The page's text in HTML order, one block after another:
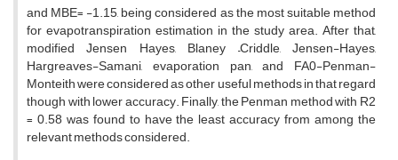
and MBE= -1.15, being considered as the most suitable method
for evapotranspiration estimation in the study area. After that,
modified Jensen Hayes, Blaney –Criddle, Jensen-Hayes,
Hargreaves-Samani, evaporation pan, and FA0-Penman-
Monteith were considered as other useful methods in that regard
though with lower accuracy. Finally, the Penman method with R2
= 0.58 was found to have the least accuracy from among the
relevant methods considered.